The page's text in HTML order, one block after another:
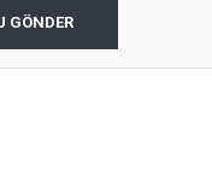
GÖNDER